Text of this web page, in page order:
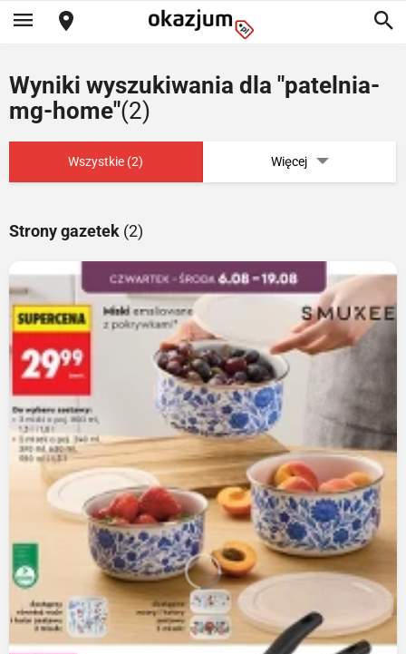
Wyniki wyszukiwania dla "patelnia-
mg-home"(2)
Wszystkie (2) Więcej
Strony gazetek (2)